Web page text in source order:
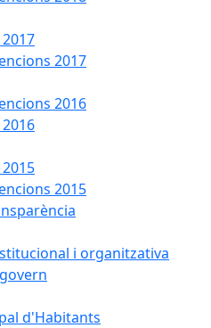
2017
2016
2015
i organitzativa
d'Habitants